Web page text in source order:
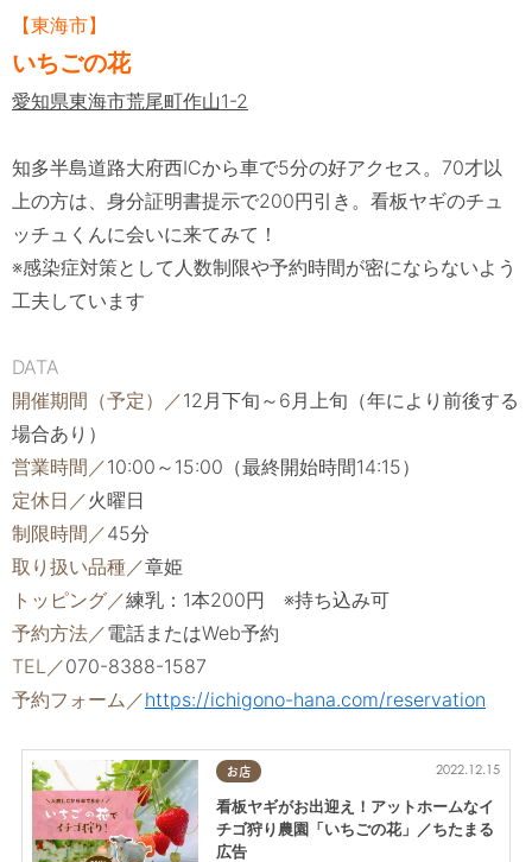
【東海市】
いちごの花
愛知県東海市荒尾町作山1-2
知多半島道路大府西ICから車で5分の好アクセス。 70才以
上の方は、身分証明書提示で200円引き。 看板ヤギのチュ
ッチュくんに会いに来てみて！
※感染症対策として人数制限や予約時間が密にならないよう
工夫しています
DATA
開催期間（予定）／12月下旬～6月上旬（年により前後する
場合あり）
営業時間／10:00～15:00（最終開始時間14:15）
定休日／火曜日
制限時間／45分
取り扱い品種／章姫
トッピング／練乳：1本200円 ※持ち込み可
予約方法／電話またはWeb予約
TEL／070-8388-1587
予約フォーム／https://ichigono-hana.com/reservation
お店 2022.12.15
看板ヤギがお出迎え！アットホームなイ
チゴ狩り農園「いちごの花」／ちたまる
広告